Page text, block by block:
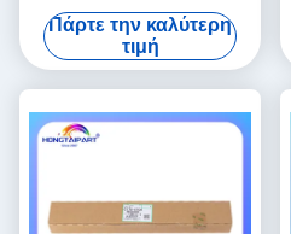
Versant 80 180 280 2100
3100 4100 Belt Cleaner
Ανταλλακτικά
HONGTAIPART
Πάρτε την καλύτερη
τιμή